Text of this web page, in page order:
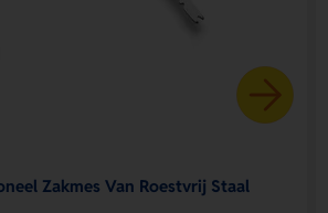
Zakmes Van Roestvrij Staal